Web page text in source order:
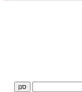
סנן